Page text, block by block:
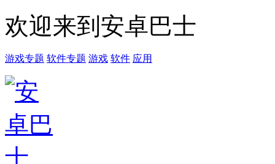
欢迎来到安卓巴士
游戏专题 软件专题 游戏 软件 应用